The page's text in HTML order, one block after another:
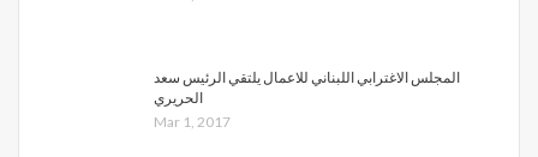
المجلس الاغترابي اللبناني للاعمال يلتقي الرئيس سعد
الحريري
Mar 1, 2017